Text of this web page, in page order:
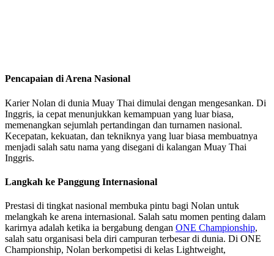
Pencapaian di Arena Nasional
Karier Nolan di dunia Muay Thai dimulai dengan mengesankan. Di
Inggris, ia cepat menunjukkan kemampuan yang luar biasa,
memenangkan sejumlah pertandingan dan turnamen nasional.
Kecepatan, kekuatan, dan tekniknya yang luar biasa membuatnya
menjadi salah satu nama yang disegani di kalangan Muay Thai
Inggris.
Langkah ke Panggung Internasional
Prestasi di tingkat nasional membuka pintu bagi Nolan untuk
melangkah ke arena internasional. Salah satu momen penting dalam
karirnya adalah ketika ia bergabung dengan ONE Championship,
salah satu organisasi bela diri campuran terbesar di dunia. Di ONE
Championship, Nolan berkompetisi di kelas Lightweight,